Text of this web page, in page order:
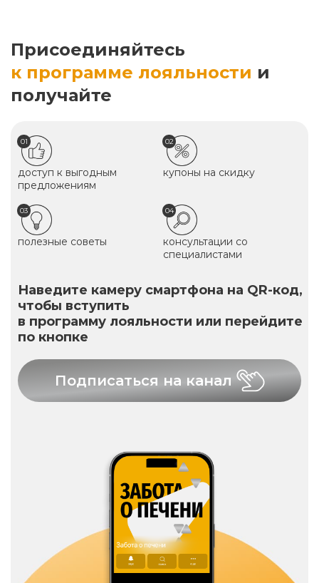
Присоединяйтесь
к программе лояльности и
получайте
01
доступ к выгодным
предложениям
02
купоны на скидку
03
полезные советы
04
консультации со
специалистами
Наведите камеру смартфона на QR-код,
чтобы вступить
в программу лояльности или перейдите
по кнопке
Подписаться на канал